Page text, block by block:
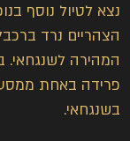
נצא לטיול נוסף
הצהריים נרד
המהירה לשנגחאי.
פרידה באחת
בשנגחאי.